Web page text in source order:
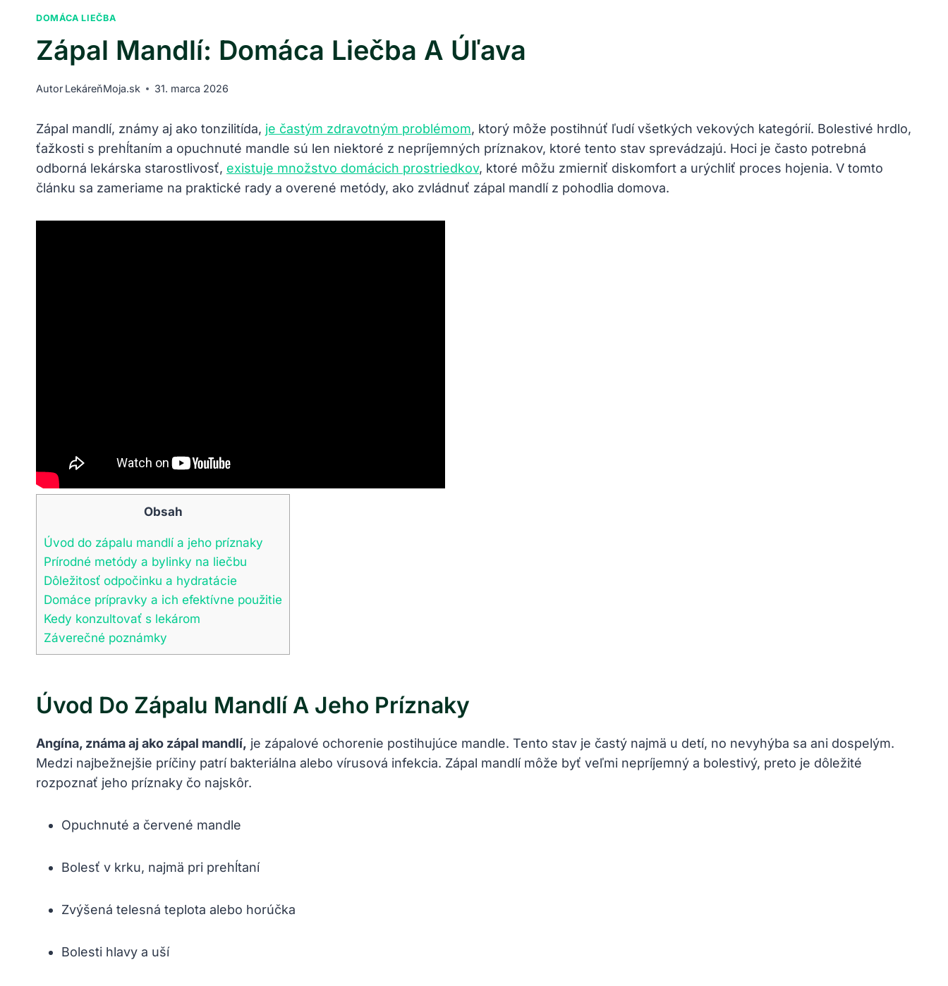
DOMÁCA LIEČBA
Zápal Mandlí: Domáca Liečba A Úľava
Autor LekáreňMoja.sk 31. marca 2026
Zápal mandlí, známy aj ako tonzilitída, je častým zdravotným problémom, ktorý môže postihnúť ľudí všetkých vekových kategórií. Bolestivé hrdlo,
ťažkosti s prehĺtaním a opuchnuté mandle sú len niektoré z nepríjemných príznakov, ktoré tento stav sprevádzajú. Hoci je často potrebná
odborná lekárska starostlivosť, existuje množstvo domácich prostriedkov, ktoré môžu zmierniť diskomfort a urýchliť proces hojenia. V tomto
článku sa zameriame na praktické rady a overené metódy, ako zvládnuť zápal mandlí z pohodlia domova.
Obsah
Úvod do zápalu mandlí a jeho príznaky
Prírodné metódy a bylinky na liečbu
Dôležitosť odpočinku a hydratácie
Domáce prípravky a ich efektívne použitie
Kedy konzultovať s lekárom
Záverečné poznámky
Úvod Do Zápalu Mandlí A Jeho Príznaky
Angína, známa aj ako zápal mandlí, je zápalové ochorenie postihujúce mandle. Tento stav je častý najmä u detí, no nevyhýba sa ani dospelým.
Medzi najbežnejšie príčiny patrí bakteriálna alebo vírusová infekcia. Zápal mandlí môže byť veľmi nepríjemný a bolestivý, preto je dôležité
rozpoznať jeho príznaky čo najskôr.
Opuchnuté a červené mandle
Bolesť v krku, najmä pri prehĺtaní
Zvýšená telesná teplota alebo horúčka
Bolesti hlavy a uší